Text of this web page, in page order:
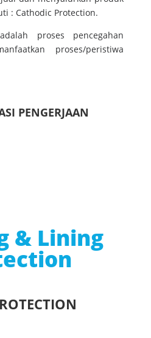
: Cathodic Protection.
proses pencegahan
proses/peristiwa
PENGERJAAN
& Lining